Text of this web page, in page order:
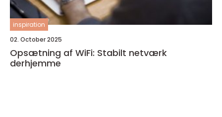
inspiration
02. October 2025
Opsætning af WiFi: Stabilt netværk
derhjemme